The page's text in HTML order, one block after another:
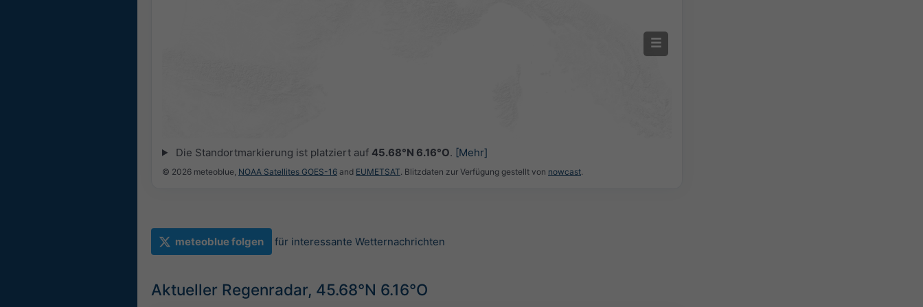
Die Standortmarkierung ist platziert auf 45.68°N 6.16°O. [Mehr]
© 2026 meteoblue, NOAA Satellites GOES-16 and EUMETSAT. Blitzdaten zur Verfügung gestellt von nowcast.
meteoblue folgen für interessante Wetternachrichten
Aktueller Regenradar, 45.68°N 6.16°O